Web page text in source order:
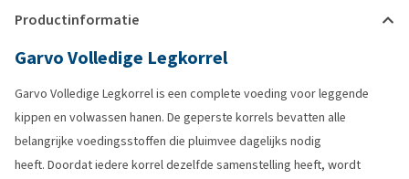
Productinformatie
Garvo Volledige Legkorrel
Garvo Volledige Legkorrel is een complete voeding voor leggende
kippen en volwassen hanen. De geperste korrels bevatten alle
belangrijke voedingsstoffen die pluimvee dagelijks nodig
heeft. Doordat iedere korrel dezelfde samenstelling heeft, wordt